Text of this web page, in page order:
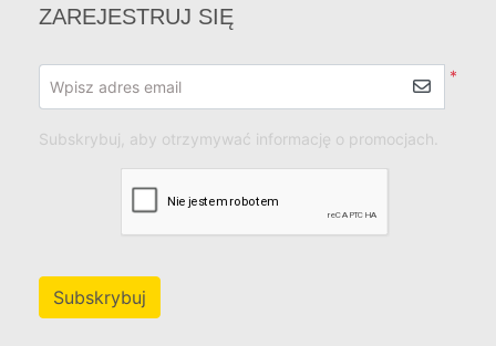
ZAREJESTRUJ SIĘ
*
Wpisz adres email
Subskrybuj, aby otrzymywać informację o promocjach.
Subskrybuj